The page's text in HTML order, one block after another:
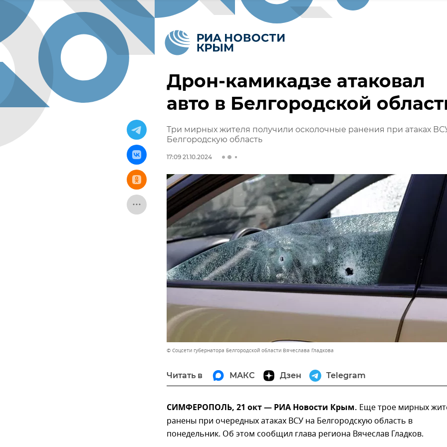
Дрон-камикадзе атаковал
авто в Белгородской
Три мирных жителя получили осколочные ранения при атаках
Белгородскую область
17:09 21.10.2024
© Соцсети губернатора Белгородской области Вячеслава Гладкова
Читать в МАКС Дзен Telegram
СИМФЕРОПОЛЬ, 21 окт — РИА Новости Крым. Еще трое мирных
ранены при очередных атаках ВСУ на Белгородскую область в
понедельник. Об этом сообщил глава региона Вячеслав Гладков.